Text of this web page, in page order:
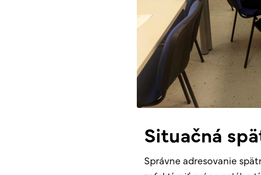
Situačná
Správne adresovanie